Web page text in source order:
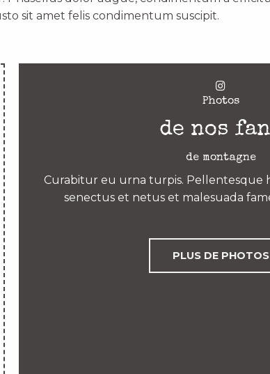
sit amet felis condimentum suscipit.
Photos
de nos
de montagne
Curabitur eu urna turpis. Pellentesque
senectus et netus et malesuada
PLUS DE PHOTOS